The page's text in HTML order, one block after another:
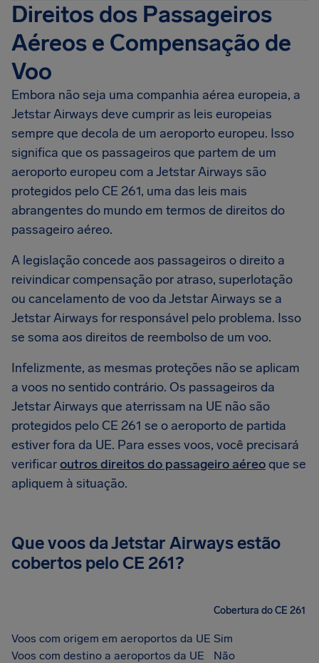
Direitos dos Passageiros
Aéreos e Compensação de
Voo
Embora não seja uma companhia aérea europeia, a
Jetstar Airways deve cumprir as leis europeias
sempre que decola de um aeroporto europeu. Isso
significa que os passageiros que partem de um
aeroporto europeu com a Jetstar Airways são
protegidos pelo CE 261, uma das leis mais
abrangentes do mundo em termos de direitos do
passageiro aéreo.
A legislação concede aos passageiros o direito a
reivindicar compensação por atraso, superlotação
ou cancelamento de voo da Jetstar Airways se a
Jetstar Airways for responsável pelo problema. Isso
se soma aos direitos de reembolso de um voo.
Infelizmente, as mesmas proteções não se aplicam
a voos no sentido contrário. Os passageiros da
Jetstar Airways que aterrissam na UE não são
protegidos pelo CE 261 se o aeroporto de partida
estiver fora da UE. Para esses voos, você precisará
verificaroutros direitos do passageiro aéreoque se
apliquem à situação.
Que voos da Jetstar Airways estão
cobertos pelo CE 261?
Cobertura do CE 261
Voos com origem em aeroportos da UE Sim
Voos com destino a aeroportos da UE
Não